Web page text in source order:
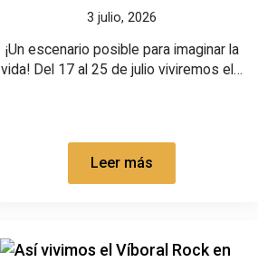
3 julio, 2026
¡Un escenario posible para imaginar la
vida! Del 17 al 25 de julio viviremos el…
Leer más